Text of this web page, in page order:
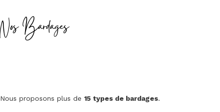
Nos Bardages
Nous proposons plus de 15 types de bardages.